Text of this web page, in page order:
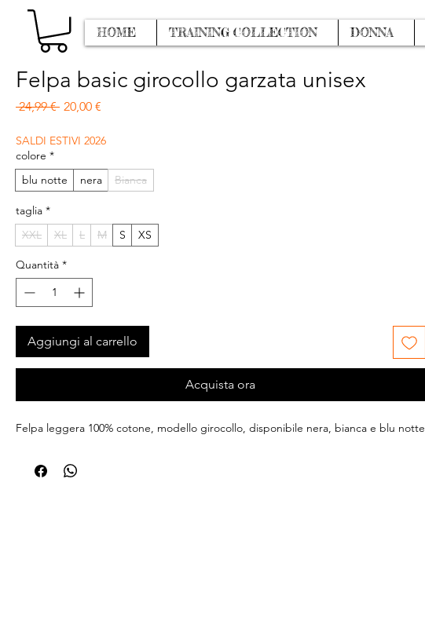
HOME TRAINING COLLECTION DONNA
Felpa basic girocollo garzata unisex
24,99 € Prezzo regolare
20,00 €
SALDI ESTIVI 2026
colore *
blu notte
nera Bianca
taglia *
XXL
XL L M S XS
Quantità *
Aggiungi al carrello
Acquista ora
Felpa leggera 100% cotone, modello girocollo, disponibile nera, bianca e blu notte